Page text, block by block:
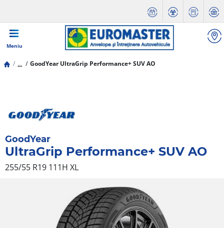
Meniu
... GoodYear UltraGrip Performance+ SUV AO
GoodYear
UltraGrip Performance+ SUV AO
255/55 R19 111H XL